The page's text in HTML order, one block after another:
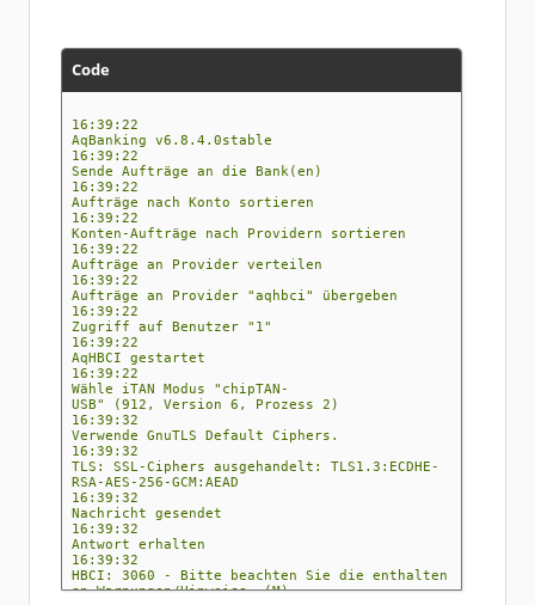
Code
16:39:22
AqBanking v6.8.4.0stable
16:39:22
Sende Aufträge an die Bank(en)
16:39:22
Aufträge nach Konto sortieren
16:39:22
Konten-Aufträge nach Providern sortieren
16:39:22
Aufträge an Provider verteilen
16:39:22
Aufträge an Provider "aqhbci" übergeben
16:39:22
Zugriff auf Benutzer "1"
16:39:22
AqHBCI gestartet
16:39:22
Wähle iTAN Modus "chipTAN-
USB" (912, Version 6, Prozess 2)
16:39:32
Verwende GnuTLS Default Ciphers.
16:39:32
TLS: SSL-Ciphers ausgehandelt: TLS1.3:ECDHE-
RSA-AES-256-GCM:AEAD
16:39:32
Nachricht gesendet
16:39:32
Antwort erhalten
16:39:32
HBCI: 3060 - Bitte beachten Sie die enthalten
en Warnungen/Hinweise. (M)